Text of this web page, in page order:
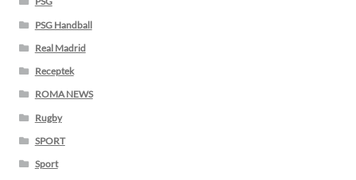
PSG Handball
Real Madrid
Receptek
ROMA NEWS
Rugby
SPORT
Sport